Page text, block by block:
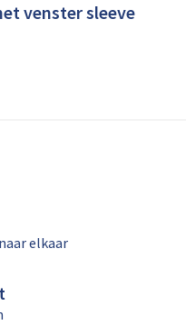
venster sleeve
elkaar